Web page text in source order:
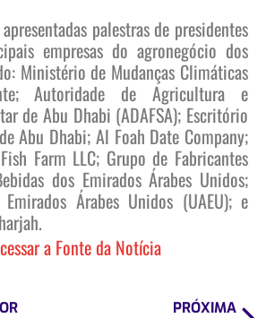
palestras de presidentes
empresas do agronegócio dos
Ministério de Mudanças Climáticas
Autoridade de Agricultura e
de Abu Dhabi (ADAFSA); Escritório
Abu Dhabi; Al Foah Date Company;
Farm LLC; Grupo de Fabricantes
dos Emirados Árabes Unidos;
Árabes Unidos (UAEU); e
a Fonte da Notícia
PRÓXIMA